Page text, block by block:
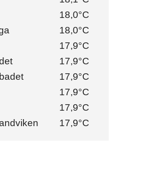
18,0°C
18,0°C
17,9°C
17,9°C
17,9°C
17,9°C
17,9°C
17,9°C